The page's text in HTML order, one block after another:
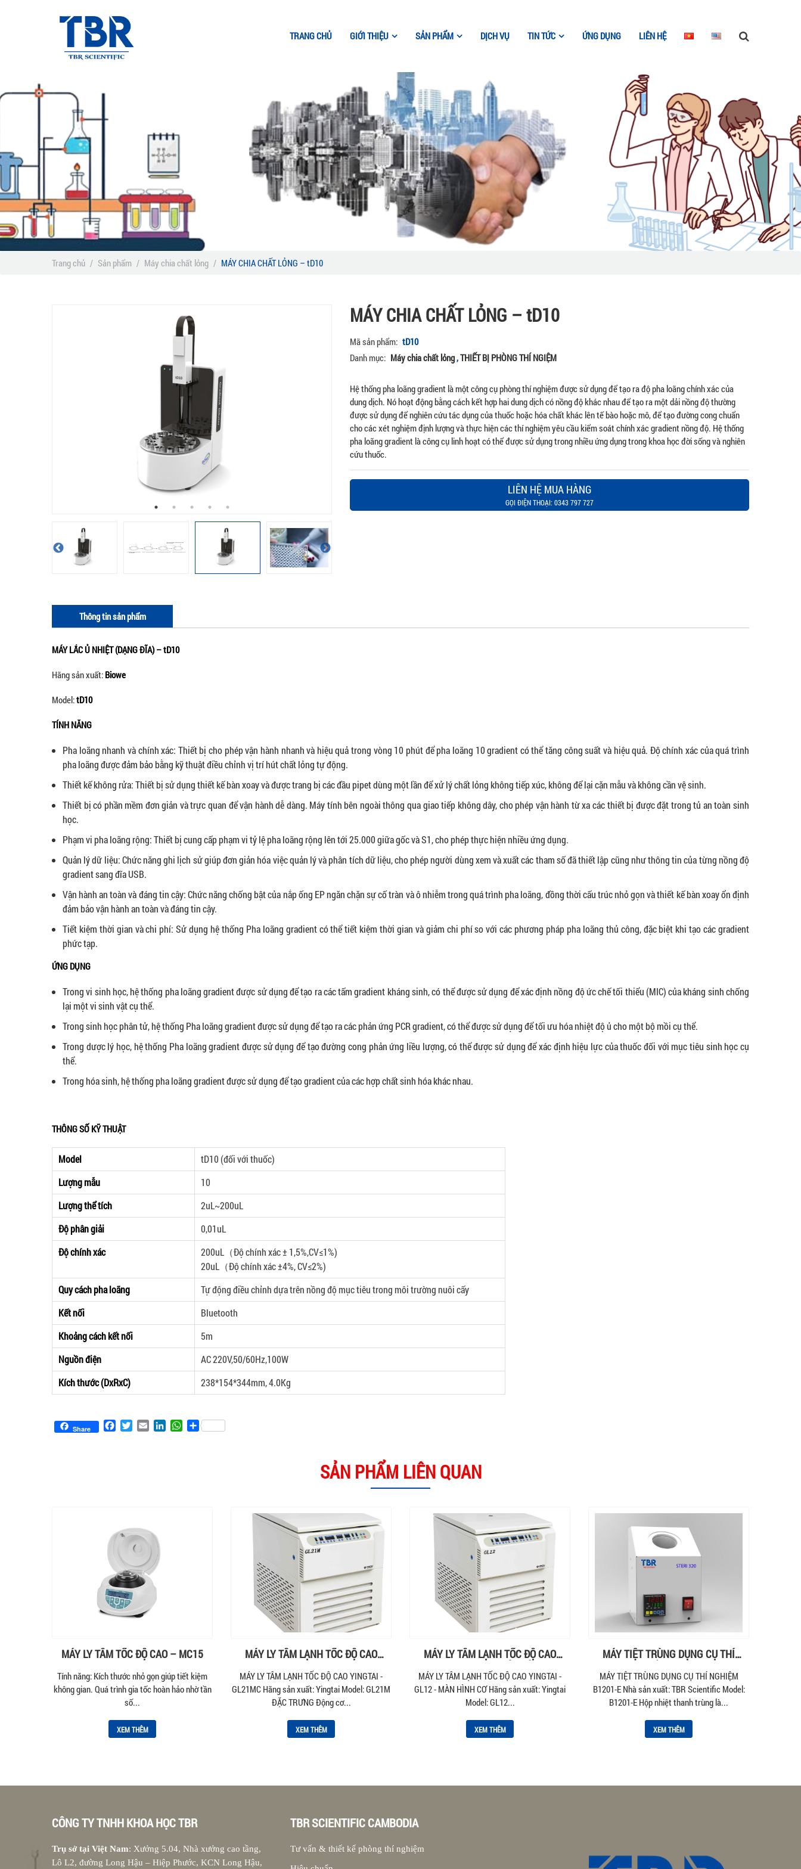
TRANG CHỦ GIỚI THIỆU SẢN PHẨM DỊCH VỤ TIN TỨC ỨNG DỤNG LIÊN HỆ
Trang chủ / Sản phẩm / Máy chia chất lỏng / MÁY CHIA CHẤT LỎNG – tD10
MÁY CHIA CHẤT LỎNG – tD10
Mã sản phẩm: tD10
Danh mục: Máy chia chất lỏng,THIẾT BỊ PHÒNG THÍ NGIỆM
Hệ thống pha loãng gradient là một công cụ phòng thí nghiệm được sử dụng để tạo ra độ pha loãng chính xác của
dung dịch. Nó hoạt động bằng cách kết hợp hai dung dịch có nồng độ khác nhau để tạo ra một dải nồng độ thường
được sử dụng để nghiên cứu tác dụng của thuốc hoặc hóa chất khác lên tế bào hoặc mô, để tạo đường cong chuẩn
cho các xét nghiệm định lượng và thực hiện các thí nghiệm yêu cầu kiểm soát chính xác gradient nồng độ. Hệ thống
pha loãng gradient là công cụ linh hoạt có thể được sử dụng trong nhiều ứng dụng trong khoa học đời sống và nghiên
cứu thuốc.
LIÊN HỆ MUA HÀNG
GỌI ĐIỆN THOẠI: 0343 797 727
Thông tin sản phẩm
MÁY LẮC Ủ NHIỆT (DẠNG ĐĨA) – tD10
Hãng sản xuất: Biowe
Model:tD10
TÍNH NĂNG
Pha loãng nhanh và chính xác: Thiết bị cho phép vận hành nhanh và hiệu quả trong vòng 10 phút để pha loãng 10 gradient có thể tăng công suất và hiệu quả. Độ chính xác của quá trình
pha loãng được đảm bảo bằng kỹ thuật điều chỉnh vị trí hút chất lỏng tự động.
Thiết kế không rửa: Thiết bị sử dụng thiết kế bàn xoay và được trang bị các đầu pipet dùng một lần để xử lý chất lỏng không tiếp xúc, không để lại cặn mẫu và không cần vệ sinh.
Thiết bị có phần mềm đơn giản và trực quan để vận hành dễ dàng. Máy tính bên ngoài thông qua giao tiếp không dây, cho phép vận hành từ xa các thiết bị được đặt trong tủ an toàn sinh
học.
Phạm vi pha loãng rộng: Thiết bị cung cấp phạm vi tỷ lệ pha loãng rộng lên tới 25.000 giữa gốc và S1, cho phép thực hiện nhiều ứng dụng.
Quản lý dữ liệu: Chức năng ghi lịch sử giúp đơn giản hóa việc quản lý và phân tích dữ liệu, cho phép người dùng xem và xuất các tham số đã thiết lập cũng như thông tin của từng nồng độ
gradient sang đĩa USB.
Vận hành an toàn và đáng tin cậy: Chức năng chống bật của nắp ống EP ngăn chặn sự cố tràn và ô nhiễm trong quá trình pha loãng, đồng thời cấu trúc nhỏ gọn và thiết kế bàn xoay ổn định
đảm bảo vận hành an toàn và đáng tin cậy.
Tiết kiệm thời gian và chi phí: Sử dụng hệ thống Pha loãng gradient có thể tiết kiệm thời gian và giảm chi phí so với các phương pháp pha loãng thủ công, đặc biệt khi tạo các gradient
phức tạp.
ỨNG DỤNG
Trong vi sinh học, hệ thống pha loãng gradient được sử dụng để tạo ra các tấm gradient kháng sinh, có thể được sử dụng để xác định nồng độ ức chế tối thiểu (MIC) của kháng sinh chống
lại một vi sinh vật cụ thể.
Trong sinh học phân tử, hệ thống Pha loãng gradient được sử dụng để tạo ra các phản ứng PCR gradient, có thể được sử dụng để tối ưu hóa nhiệt độ ủ cho một bộ mồi cụ thể.
Trong dược lý học, hệ thống Pha loãng gradient được sử dụng để tạo đường cong phản ứng liều lượng, có thể được sử dụng để xác định hiệu lực của thuốc đối với mục tiêu sinh học cụ
thể.
Trong hóa sinh, hệ thống pha loãng gradient được sử dụng để tạo gradient của các hợp chất sinh hóa khác nhau.
THÔNG SỐ KỸ THUẬT
Model
tD10 (đối với thuốc)
Lượng mẫu
10
Lượng thể tích
2uL~200uL
Độ phân giải
0,01uL
Độ chính xác
200uL（Độ chính xác ± 1,5%,CV≤1%)
20uL（Độ chính xác ±4%, CV≤2%)
Quy cách pha loãng
Tự động điều chỉnh dựa trên nồng độ mục tiêu trong môi trường nuôi cấy
Kết nối
Bluetooth
Khoảng cách kết nối
5m
Nguồn điện
AC 220V,50/60Hz,100W
Kích thước (DxRxC)
238*154*344mm, 4.0Kg
Share FacebookTwitterEmail LinkedInWhatsApp
Share
SẢN PHẨM LIÊN QUAN
MÁY LY TÂM TỐC ĐỘ CAO – MC15
Tính năng: Kích thước nhỏ gọn giúp tiết kiệm
không gian. Quá trình gia tốc hoàn hảo nhờ tần
số...
XEM THÊM
MÁY LY TÂM LẠNH TỐC ĐỘ CAO
MÁY LY TÂM LẠNH TỐC ĐỘ CAO YINGTAI -
GL21MC Hãng sản xuất: Yingtai Model: GL21M
ĐẶC TRƯNG Động cơ...
XEM THÊM
MÁY LY TÂM LẠNH TỐC ĐỘ CAO
MÁY LY TÂM LẠNH TỐC ĐỘ CAO YINGTAI -
GL12 - MÀN HÌNH CƠ Hãng sản xuất: Yingtai
Model: GL12...
XEM THÊM
MÁY TIỆT TRÙNG DỤNG CỤ THÍ
MÁY TIỆT TRÙNG DỤNG CỤ THÍ NGHIỆM
B1201-E Nhà sản xuất: TBR Scientific Model:
B1201-E Hộp nhiệt thanh trùng là...
XEM THÊM
CÔNG TY TNHH KHOA HỌC TBR
Trụ sở tại Việt Nam: Xưởng 5.04, Nhà xưởng cao tầng,
Lô L2, đường Long Hậu – Hiệp Phước, KCN Long Hậu,
TBR SCIENTIFIC CAMBODIA
Tư vấn & thiết kế phòng thí nghiệm